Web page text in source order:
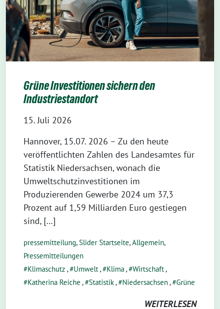
Grüne Investitionen sichern den
Industriestandort
15. Juli 2026
Hannover, 15.07. 2026 – Zu den heute
veröffentlichten Zahlen des Landesamtes für
Statistik Niedersachsen, wonach die
Umweltschutzinvestitionen im
Produzierenden Gewerbe 2024 um 37,3
Prozent auf 1,59 Milliarden Euro gestiegen
sind, […]
pressemitteilung,Slider Startseite,Allgemein,
Pressemitteilungen
Klimaschutz , Umwelt, Klima, Wirtschaft,
Katherina Reiche , Statistik, Niedersachsen, Grüne
WEITERLESEN